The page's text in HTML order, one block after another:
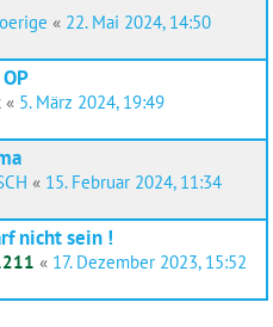
« 22. Mai 2024, 14:50
« 5. März 2024, 19:49
« 15. Februar 2024, 11:34
nicht sein !
« 17. Dezember 2023, 15:52